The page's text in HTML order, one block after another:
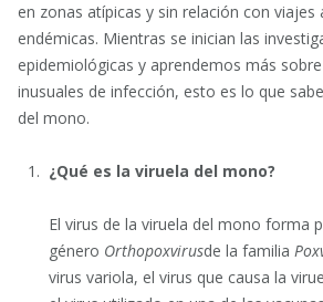
en zonas atípicas y sin relación con viajes
endémicas. Mientras se inician las
epidemiológicas y aprendemos más
inusuales de infección, esto es lo que
del mono.
¿Qué es la viruela del mono?
El virus de la viruela del mono forma
género Orthopoxvirusde la familia
virus variola, el virus que causa la